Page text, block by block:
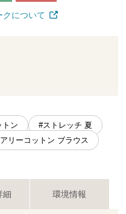
クについて
トン
#ストレッチ 夏
リーコットン ブラウス
細 環境情報